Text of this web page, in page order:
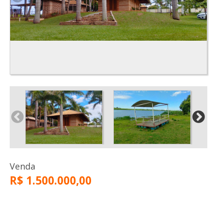
Venda
R$ 1.500.000,00